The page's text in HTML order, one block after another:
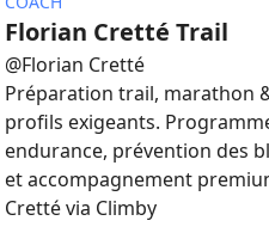
Florian Cretté Trail
@Florian Cretté
Préparation trail, marathon
profils exigeants.
endurance, prévention des
et accompagnement
Cretté via Climby